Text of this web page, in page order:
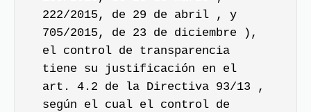
222/2015, de 29 de abril , y
705/2015, de 23 de diciembre ),
el control de transparencia
tiene su justificación en el
art. 4.2 de la Directiva 93/13 ,
según el cual el control de